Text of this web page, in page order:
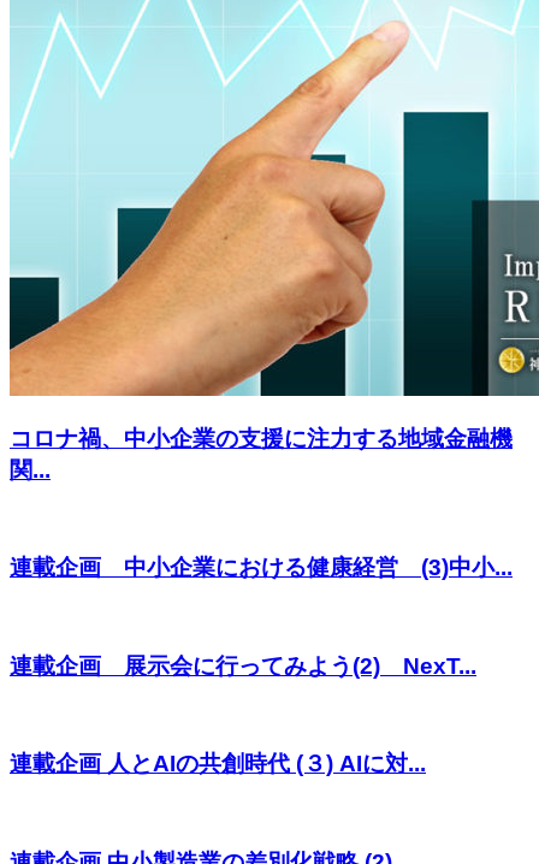
コロナ禍、中小企業の支援に注力する地域金融機
関...
連載企画 中小企業における健康経営 (3)中小...
連載企画 展示会に行ってみよう(2) NexT...
連載企画 人とAIの共創時代 (３) AIに対...